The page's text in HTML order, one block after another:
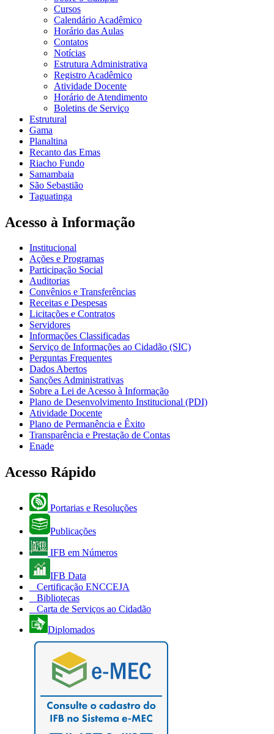
Cursos
Calendário Acadêmico
Horário das Aulas
Contatos
Notícias
Estrutura Administrativa
Registro Acadêmico
Atividade Docente
Horário de Atendimento
Boletins de Serviço
Estrutural
Gama
Planaltina
Recanto das Emas
Riacho Fundo
Samambaia
São Sebastião
Taguatinga
Acesso à Informação
Institucional
Ações e Programas
Participação Social
Auditorias
Convênios e Transferências
Receitas e Despesas
Licitações e Contratos
Servidores
Informações Classificadas
Serviço de Informações ao Cidadão (SIC)
Perguntas Frequentes
Dados Abertos
Sanções Administrativas
Sobre a Lei de Acesso à Informação
Plano de Desenvolvimento Institucional (PDI)
Atividade Docente
Plano de Permanência e Êxito
Transparência e Prestação de Contas
Enade
Acesso Rápido
Portarias e Resoluções
Publicações
IFB em Números
IFB Data
Certificação ENCCEJA
Bibliotecas
Carta de Serviços ao Cidadão
Diplomados